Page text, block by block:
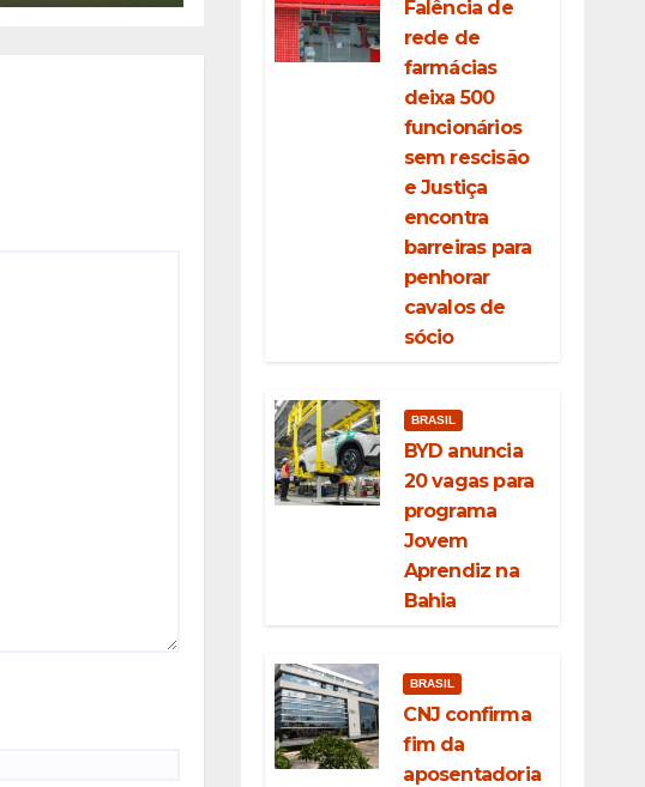
Falência de
rede de
farmácias
deixa 500
funcionários
sem rescisão
e Justiça
encontra
barreiras para
penhorar
cavalos de
sócio
BRASIL
BYD anuncia
20 vagas para
programa
Jovem
Aprendiz na
Bahia
BRASIL
CNJ confirma
fim da
aposentadoria